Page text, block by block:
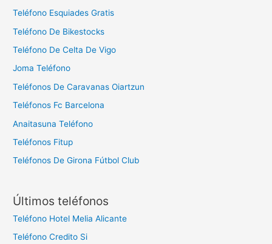
Teléfono Esquiades Gratis
Teléfono De Bikestocks
Teléfono De Celta De Vigo
Joma Teléfono
Teléfonos De Caravanas Oiartzun
Teléfonos Fc Barcelona
Anaitasuna Teléfono
Teléfonos Fitup
Teléfonos De Girona Fútbol Club
Últimos teléfonos
Teléfono Hotel Melia Alicante
Teléfono Credito Si